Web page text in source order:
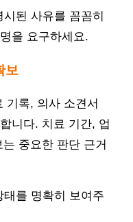
된 사유를 꼼꼼히
을 요구하세요.
보
기록, 의사 소견서
니다. 치료 기간, 업
중요한 판단 근거
를 명확히 보여주